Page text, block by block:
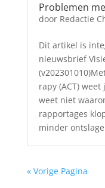
Problemen
door Redactie
Dit artikel is
nieuwsbrief
rapy (ACT)
weet niet
rapportages
minder
« Vorige Pagina